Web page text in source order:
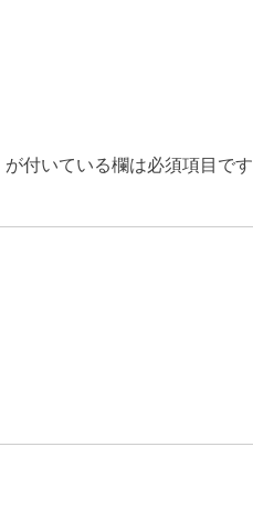
が付いている欄は必須項目です